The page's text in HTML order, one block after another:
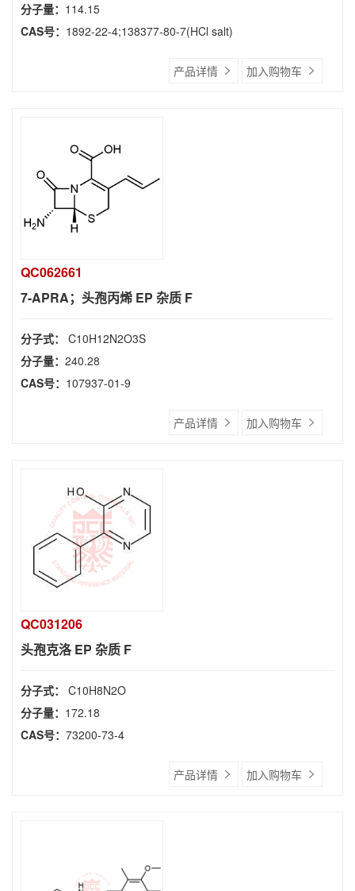
分子量： 114.15
CAS号： 1892-22-4;138377-80-7(HCl salt)
产品详情 加入购物车
QC062661
7-APRA；头孢丙烯 EP 杂质 F
分子式： C10H12N2O3S
分子量： 240.28
CAS号： 107937-01-9
产品详情 加入购物车
QC031206
头孢克洛 EP 杂质 F
分子式： C10H8N2O
分子量： 172.18
CAS号： 73200-73-4
产品详情 加入购物车